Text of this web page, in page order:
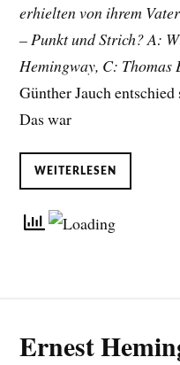
erhielten von ihrem
– Punkt und Strich? A:
Hemingway, C:
Günther Jauch
Das war
WEITERLESEN
Ernest